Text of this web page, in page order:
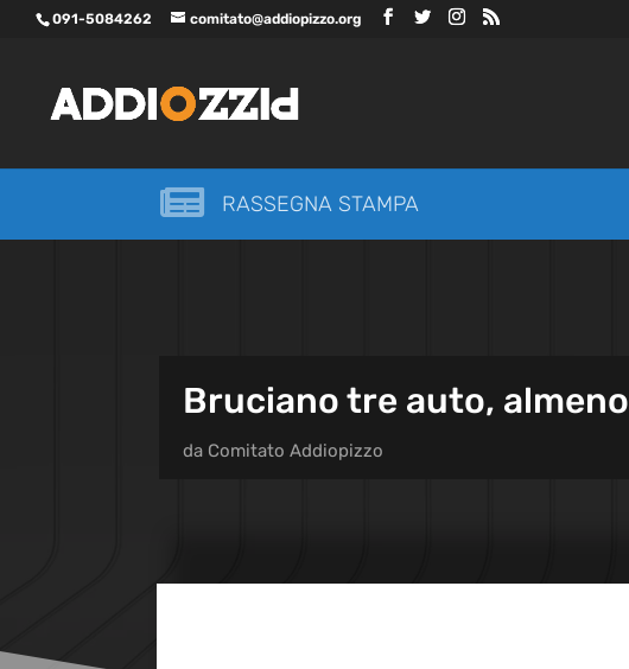
091-5084262 comitato@addiopizzo.org
 RASSEGNA STAMPA
Bruciano tre auto,
da Comitato Addiopizzo